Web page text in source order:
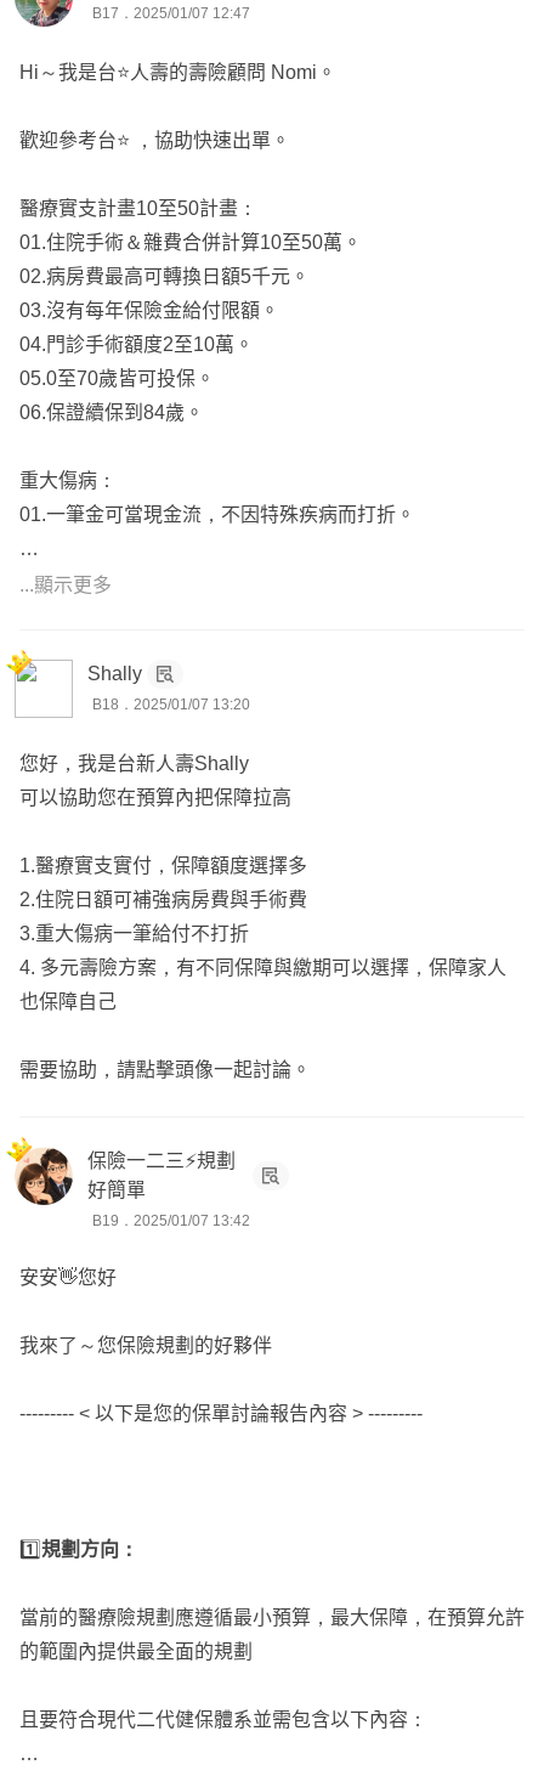
。住院雜費+手術費 40～50萬
。門診手術 8～10萬
。沒有第一間限制
。可以轉換日額
。精神疾病不打折
B17．2025/01/07 12:47
Hi～我是台⭐️人壽的壽險顧問 Nomi。
歡迎參考台⭐️ ，協助快速出單。
醫療實支計畫10至50計畫：
01.住院手術＆雜費合併計算10至50萬。
02.病房費最高可轉換日額5千元。
03.沒有每年保險金給付限額。
04.門診手術額度2至10萬。
05.0至70歲皆可投保。
06.保證續保到84歲。
重大傷病：
01.一筆金可當現金流，不因特殊疾病而打折。
癌症：
意外：
01.門診額度1千元/次，可回診10次。
02.骨折金最高9萬。
03.意外住院日額最高3千元/天。
我們是一支專注於網路市場的專業保險規劃團隊，擁有豐富
的實務經驗，
已成功協助上百位保戶完成全面的保險規劃。
🤝 團隊特色：
✅ 專業護理師：深入了解健康需求，提供貼心且專業的建
✅ 量身定制：根據每位客戶的實際需求，設計最合適的保
險方案。
我們不僅是保險規劃師，更是您生活中的安心守護者。
保險規劃找Nomi，細心周到助安心。
...顯示更多
Shally
B18．2025/01/07 13:20
您好，我是台新人壽Shally
可以協助您在預算內把保障拉高
1.醫療實支實付，保障額度選擇多
2.住院日額可補強病房費與手術費
3.重大傷病一筆給付不打折
4. 多元壽險方案，有不同保障與繳期可以選擇，保障家人
也保障自己
需要協助，請點擊頭像一起討論。
保險一二三⚡規劃
好簡單
B19．2025/01/07 13:42
安安👋您好
我來了～您保險規劃的好夥伴
--------- < 以下是您的保單討論報告內容 > ---------
1️⃣規劃方向：
當前的醫療險規劃應遵循最小預算，最大保障，在預算允許
的範圍內提供最全面的規劃
且要符合現代二代健保體系並需包含以下內容：